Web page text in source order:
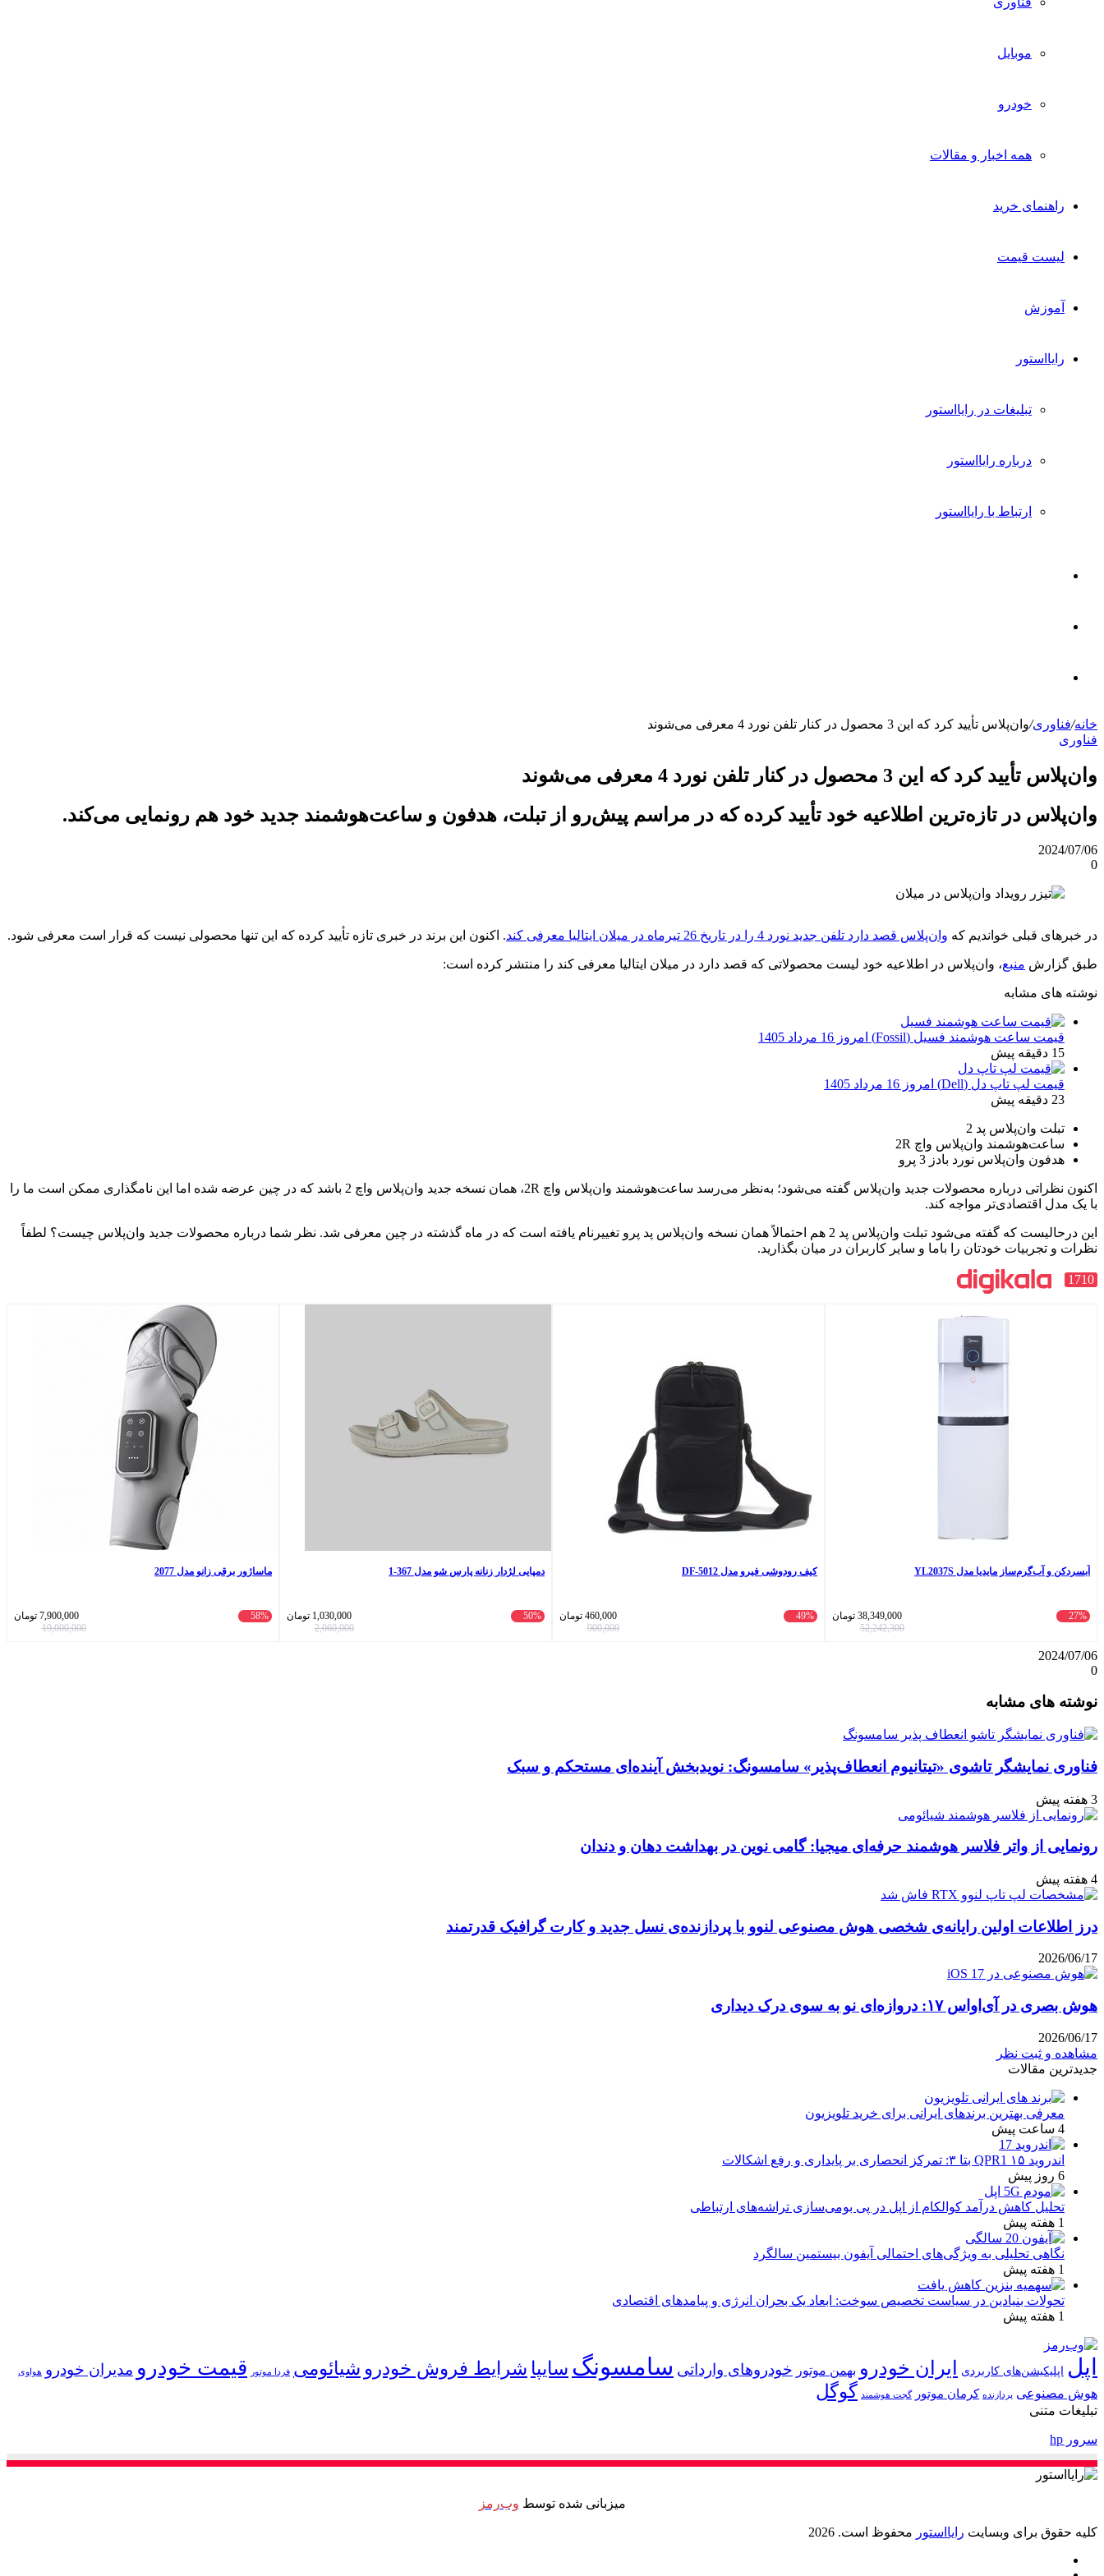
موبایل
خودرو
همه اخبار و مقالات
راهنمای خرید
لیست قیمت
آموزش
رایااستور
تبلیغات در رایااستور
درباره رایااستور
ارتباط با رایااستور
برای خانه/فناوری/وان‌پلاس تأیید کرد که این 3 محصول در کنار تلفن نورد 4 معرفی می‌شوند
فناوری
وان‌پلاس تأیید کرد که این 3 محصول در کنار تلفن نورد 4 معرفی می‌شوند
وان‌پلاس در تازه‌ترین اطلاعیه خود تأیید کرده که در مراسم پیش‌رو از تبلت، هدفون و ساعت‌هوشمند جدید خود هم رونمایی می‌کند.
2024/07/06
0
در خبرهای قبلی خواندیم که وان‌پلاس قصد دارد تلفن جدید نورد 4 را در تاریخ 26 تیرماه در میلان ایتالیا معرفی کند . اکنون این برند در خبری تازه تأیید کرده که این تنها محصولی نیست که قرار است معرفی شود.
طبق گزارش منبع، وان‌پلاس در اطلاعیه خود لیست محصولاتی که قصد دارد در میلان ایتالیا معرفی کند را منتشر کرده است:
نوشته های مشابه
قیمت ساعت هوشمند فسیل (Fossil) امروز 16 مرداد 1405
15 دقیقه پیش
قیمت لپ تاپ دل (Dell) امروز 16 مرداد 1405
23 دقیقه پیش
تبلت وان‌پلاس پد 2
ساعت‌هوشمند وان‌پلاس واچ 2R
هدفون وان‌پلاس نورد بادز 3 پرو
اکنون نظراتی درباره محصولات جدید وان‌پلاس گفته می‌شود؛ به‌نظر می‌رسد ساعت‌هوشمند وان‌پلاس واچ 2R، همان نسخه جدید وان‌پلاس واچ 2 باشد که در چین عرضه شده اما این نامگذاری ممکن است ما را
با یک مدل اقتصادی‌تر مواجه کند.
این درحالیست که گفته می‌شود تبلت وان‌پلاس پد 2 هم احتمالاً همان نسخه وان‌پلاس پد پرو تغییرنام یافته است که در ماه گذشته در چین معرفی شد. نظر شما درباره محصولات جدید وان‌پلاس چیست؟ لطفاً
نظرات و تجربیات خودتان را باما و سایر کاربران در میان بگذارید.
1710
آبسردکن و آب‌گرم‌ساز مایدیا مدل YL2037S
27%
38,349,000 تومان
52,242,300
کیف رودوشی فیرو مدل DF-5012
49%
460,000 تومان
900,000
دمپایی لژدار زنانه پارس شو مدل 367-1
50%
1,030,000 تومان
2,060,000
ماساژور برقی زانو مدل 2077
58%
7,900,000 تومان
19,000,000
2024/07/06
0
آپ
گذاری
ایمیل
نوشته های مشابه
فناوری نمایشگر تاشوی «تیتانیوم انعطاف‌پذیر» سامسونگ: نویدبخش آینده‌ای مستحکم و سبک
3 هفته پیش
رونمایی از واتر فلاسر هوشمند حرفه‌ای میجیا: گامی نوین در بهداشت دهان و دندان
4 هفته پیش
درز اطلاعات اولین رایانه‌ی شخصی هوش مصنوعی لنوو با پردازنده‌ی نسل جدید و کارت گرافیک قدرتمند
2026/06/17
هوش بصری در آی‌او‌اس ۱۷: دروازه‌ای نو به سوی درک دیداری
2026/06/17
مشاهده و ثبت نظر
جدیدترین مقالات
معرفی بهترین برندهای ایرانی برای خرید تلویزیون
4 ساعت پیش
اندروید ۱۵ QPR1 بتا ۳: تمرکز انحصاری بر پایداری و رفع اشکالات
6 روز پیش
تحلیل کاهش درآمد کوالکام از اپل در پی بومی‌سازی تراشه‌های ارتباطی
1 هفته پیش
نگاهی تحلیلی به ویژگی‌های احتمالی آیفون بیستمین سالگرد
1 هفته پیش
تحولات بنیادین در سیاست تخصیص سوخت: ابعاد یک بحران انرژی و پیامدهای اقتصادی
1 هفته پیش
اپل اپلیکیشن‌های کاربردی ایران خودرو بهمن موتور خودروهای وارداتی سامسونگ سایپا شرایط فروش خودرو شیائومی فردا موتور قیمت خودرو مدیران خودرو هواوی
هوش مصنوعی پردازنده کرمان موتور گجت هوشمند گوگل
تبلیغات متنی
سرور hp
میزبانی شده توسط وب‌رمز
کلیه حقوق برای وبسایت رایااستور محفوظ است. 2026